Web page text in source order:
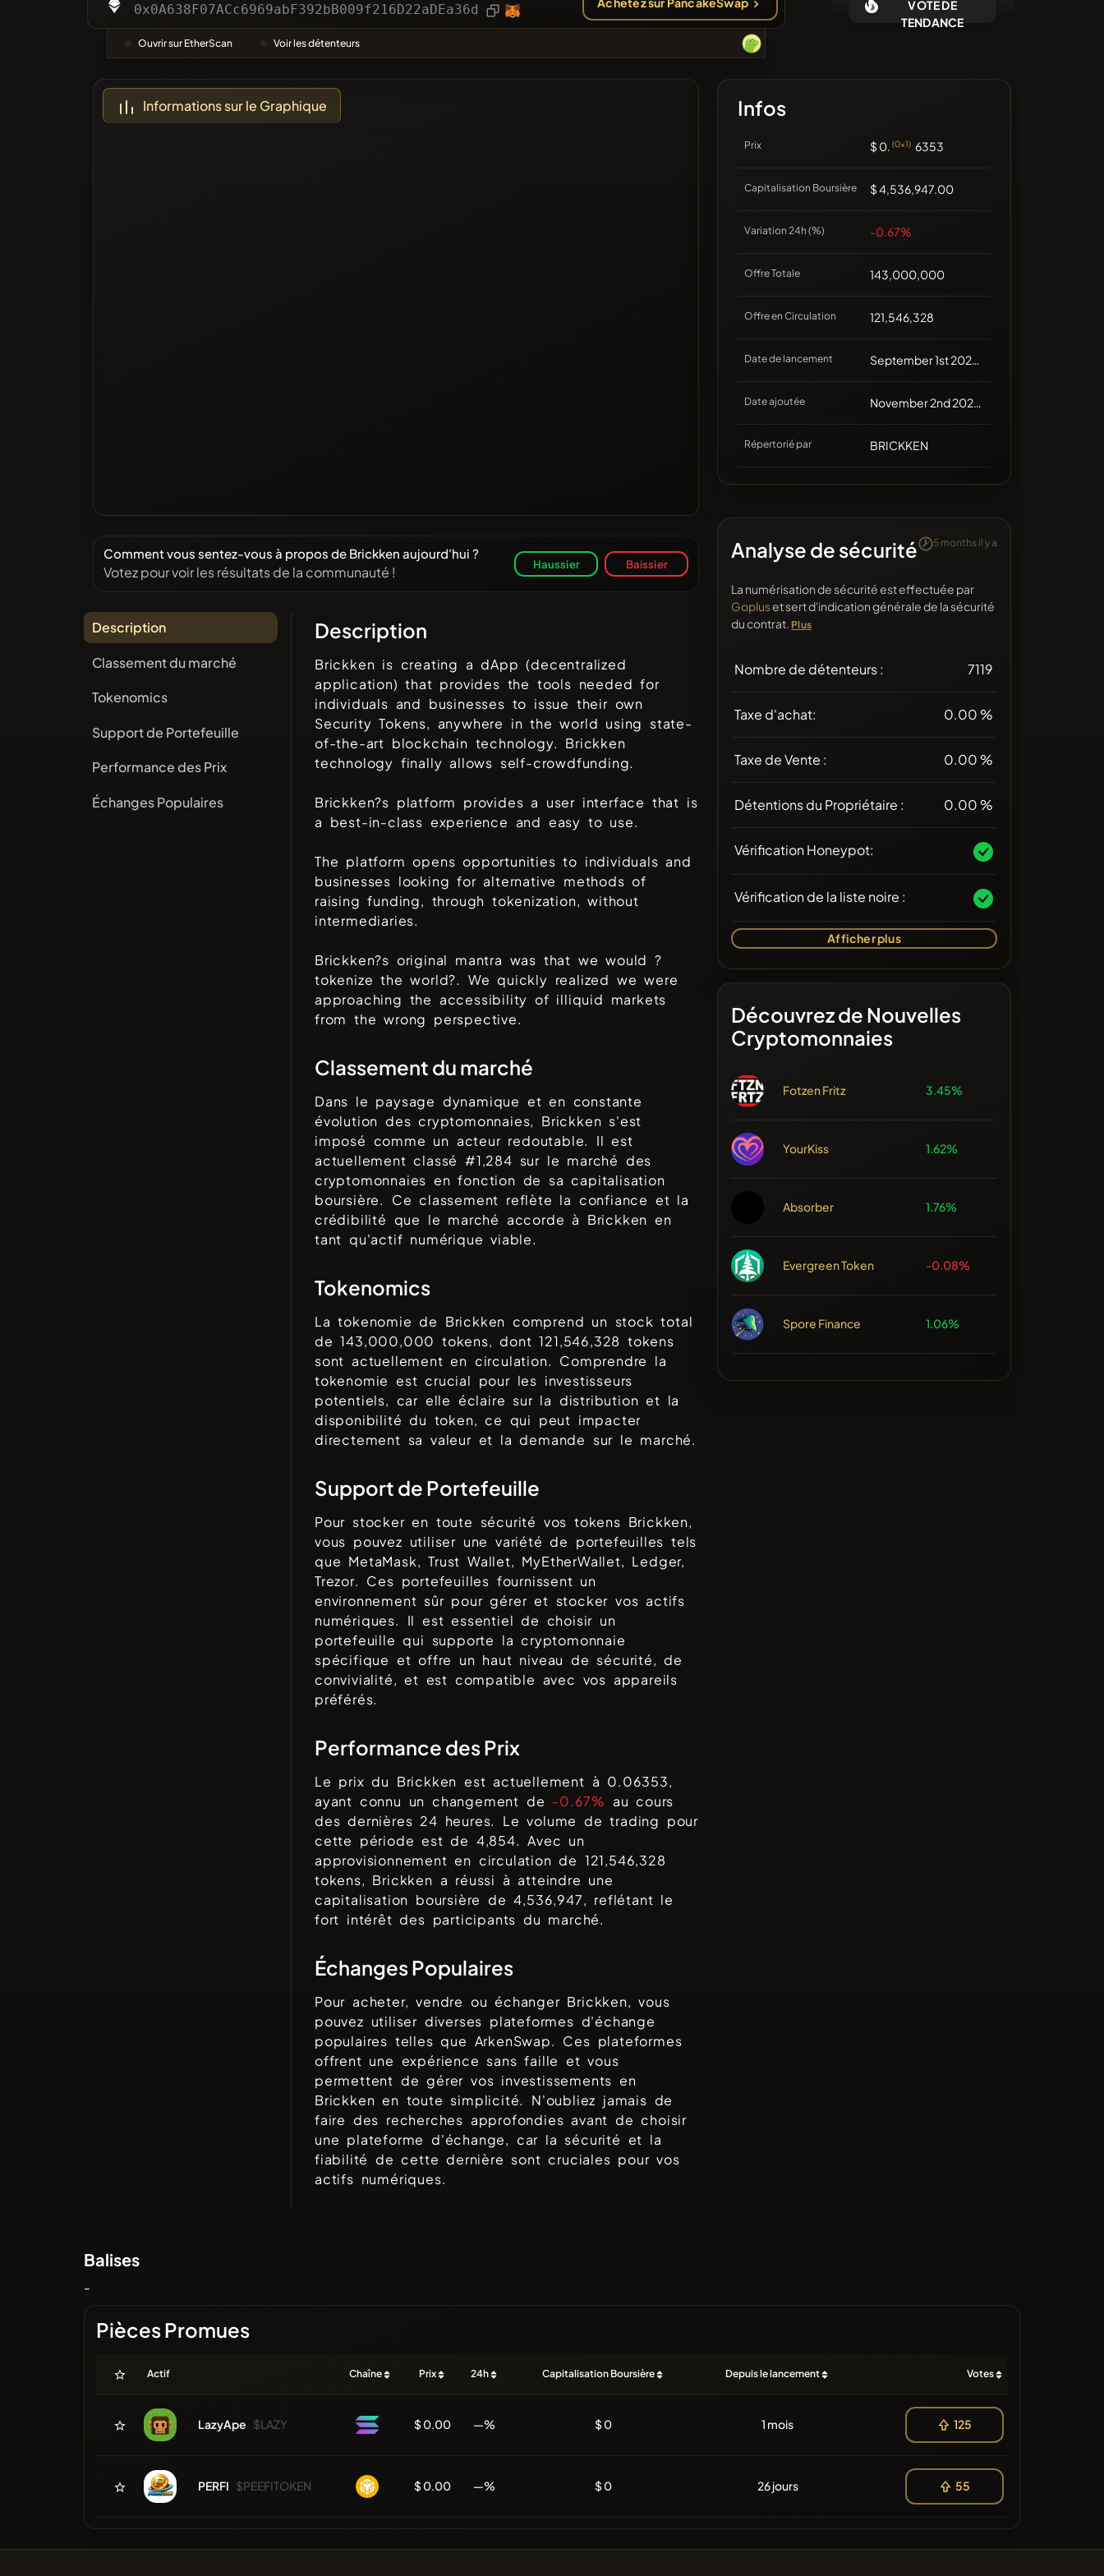
Catégories
Le Plus Voté
Sur liste noire
Article ❌Aucune pièce récente
0x0A638F07ACc6969abF392bB009f216D22aDEa36d
Ouvrir sur EtherScan Voir les détenteurs
VOTE DE
TENDANCE
Informations sur le Graphique
Comment vous sentez-vous à propos de Brickken aujourd'hui ?
Votez pour voir les résultats de la communauté ! Haussier Baissier
Description
Classement du marché
Tokenomics
Support de Portefeuille
Performance des Prix
Échanges Populaires
Description
Brickken is creating a dApp (decentralized
application) that provides the tools needed for
individuals and businesses to issue their own
Security Tokens, anywhere in the world using state-
of-the-art blockchain technology. Brickken
technology finally allows self-crowdfunding.
Brickken?s platform provides a user interface that is
a best-in-class experience and easy to use.
The platform opens opportunities to individuals and
businesses looking for alternative methods of
raising funding, through tokenization, without
intermediaries.
Brickken?s original mantra was that we would ?
tokenize the world?. We quickly realized we were
approaching the accessibility of illiquid markets
from the wrong perspective.
Classement du marché
Dans le paysage dynamique et en constante
évolution des cryptomonnaies, Brickken s'est
imposé comme un acteur redoutable. Il est
actuellement classé #1,284 sur le marché des
cryptomonnaies en fonction de sa capitalisation
boursière. Ce classement reflète la confiance et la
crédibilité que le marché accorde à Brickken en
tant qu'actif numérique viable.
Tokenomics
La tokenomie de Brickken comprend un stock total
de143,000,000 tokens, dont121,546,328 tokens
sont actuellement en circulation. Comprendre la
tokenomie est crucial pour les investisseurs
potentiels, car elle éclaire sur la distribution et la
disponibilité du token, ce qui peut impacter
directement sa valeur et la demande sur le marché.
Support de Portefeuille
Pour stocker en toute sécurité vos tokens Brickken,
vous pouvez utiliser une variété de portefeuilles tels
que MetaMask, Trust Wallet, MyEtherWallet, Ledger,
Trezor. Ces portefeuilles fournissent un
environnement sûr pour gérer et stocker vos actifs
numériques. Il est essentiel de choisir un
portefeuille qui supporte la cryptomonnaie
spécifique et offre un haut niveau de sécurité, de
convivialité, et est compatible avec vos appareils
préférés.
Performance des Prix
Le prix du Brickken est actuellement à 0.06353,
ayant connu un changement de -0.67% au cours
des dernières 24 heures. Le volume de trading pour
cette période est de 4,854. Avec un
approvisionnement en circulation de 121,546,328
tokens, Brickken a réussi à atteindre une
capitalisation boursière de4,536,947, reflétant le
fort intérêt des participants du marché.
Échanges Populaires
Pour acheter, vendre ou échanger Brickken, vous
pouvez utiliser diverses plateformes d'échange
populaires telles que ArkenSwap. Ces plateformes
offrent une expérience sans faille et vous
permettent de gérer vos investissements en
Brickken en toute simplicité. N'oubliez jamais de
faire des recherches approfondies avant de choisir
une plateforme d'échange, car la sécurité et la
fiabilité de cette dernière sont cruciales pour vos
actifs numériques.
Infos
Prix $ 0. (0x1) 6353
Capitalisation Boursière $ 4,536,947.00
Variation 24h (%) -0.67%
Offre Totale 143,000,000
Offre en Circulation 121,546,328
Date de lancement September 1st 2021, 00:00
Date ajoutée November 2nd 2021, 17:38
Répertorié par BRICKKEN
Analyse de sécurité 5 months il y a
La numérisation de sécurité est effectuée par
Gopluset sert d'indication générale de la sécurité
du contrat. Plus
Nombre de détenteurs : 7119
Taxe d'achat: 0.00 %
Taxe de Vente : 0.00 %
Détentions du Propriétaire : 0.00 %
Vérification Honeypot:
Vérification de la liste noire :
Afficher plus
Découvrez de Nouvelles
Cryptomonnaies
Fotzen Fritz 3.45%
YourKiss 1.62%
Absorber 1.76%
Evergreen Token -0.08%
Spore Finance 1.06%
Balises
-
Pièces Promues
Actif Chaîne Prix 24h Capitalisation Boursière Depuis le lancement Votes
LazyApe $LAZY $ 0.00 —% $ 0 1 mois 125
PERFI $PEEFITOKEN $ 0.00 —% $ 0 26 jours 55